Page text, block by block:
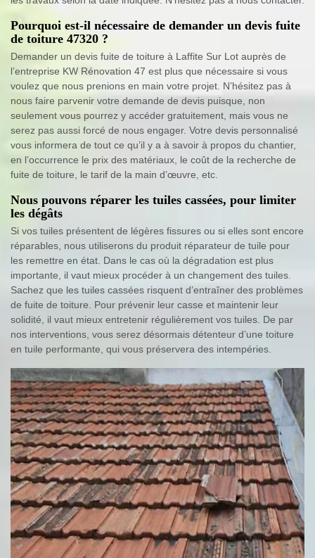
Pourquoi est-il nécessaire de demander un devis fuite
de toiture 47320 ?
Demander un devis fuite de toiture à Laffite Sur Lot auprès de
l’entreprise KW Rénovation 47 est plus que nécessaire si vous
voulez que nous prenions en main votre projet. N’hésitez pas à
nous faire parvenir votre demande de devis puisque, non
seulement vous pourrez y accéder gratuitement, mais vous ne
serez pas aussi forcé de nous engager. Votre devis personnalisé
vous informera de tout ce qu’il y a à savoir à propos du chantier,
en l’occurrence le prix des matériaux, le coût de la recherche de
fuite de toiture, le tarif de la main d’œuvre, etc.
Nous pouvons réparer les tuiles cassées, pour limiter
les dégâts
Si vos tuiles présentent de légères fissures ou si elles sont encore
réparables, nous utiliserons du produit réparateur de tuile pour
les remettre en état. Dans le cas où la dégradation est plus
importante, il vaut mieux procéder à un changement des tuiles.
Sachez que les tuiles cassées risquent d’entraîner des problèmes
de fuite de toiture. Pour prévenir leur casse et maintenir leur
solidité, il vaut mieux entretenir régulièrement vos tuiles. De par
nos interventions, vous serez désormais détenteur d’une toiture
en tuile performante, qui vous préservera des intempéries.